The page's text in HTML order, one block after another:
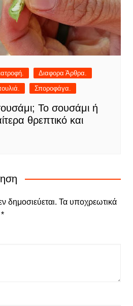
Διαφορα Άρθρα.
Σποροφάγα.
Το σουσάμι ή
θρεπτικό και
δημοσιεύεται. Τα υποχρεωτικά
*